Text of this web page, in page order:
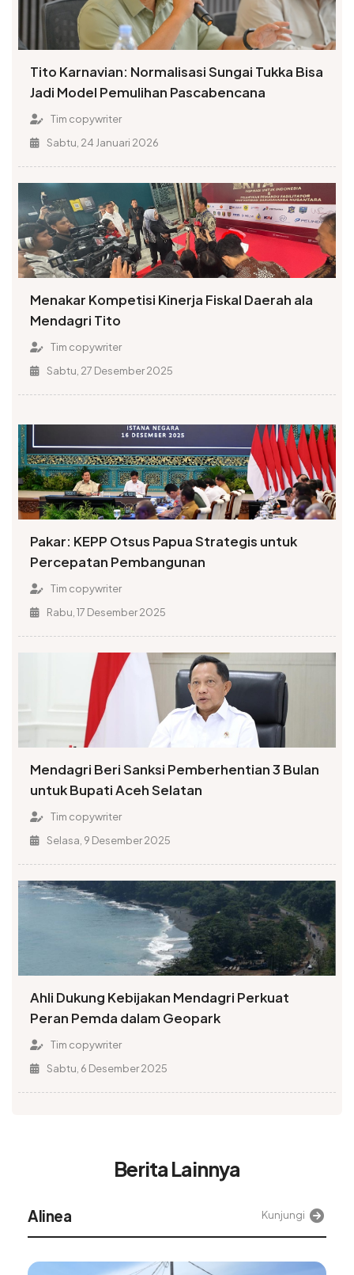
Tito Karnavian: Normalisasi Sungai Tukka Bisa
Jadi Model Pemulihan Pascabencana
Tim copywriter
Sabtu, 24 Januari 2026
Menakar Kompetisi Kinerja Fiskal Daerah ala
Mendagri Tito
Tim copywriter
Sabtu, 27 Desember 2025
Pakar: KEPP Otsus Papua Strategis untuk
Percepatan Pembangunan
Tim copywriter
Rabu, 17 Desember 2025
Mendagri Beri Sanksi Pemberhentian 3 Bulan
untuk Bupati Aceh Selatan
Tim copywriter
Selasa, 9 Desember 2025
Ahli Dukung Kebijakan Mendagri Perkuat
Peran Pemda dalam Geopark
Tim copywriter
Sabtu, 6 Desember 2025
Berita Lainnya
Alinea Kunjungi